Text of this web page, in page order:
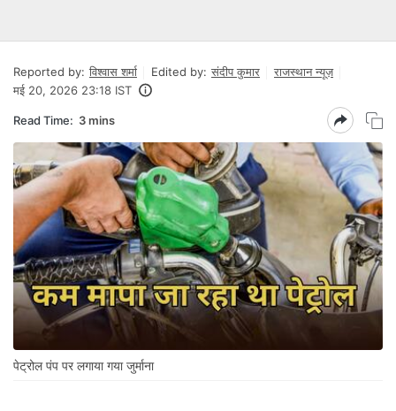
Reported by: विश्वास शर्मा Edited by: संदीप कुमार
राजस्थान न्यूज़
मई 20, 2026 23:18 IST
Read Time: 3 mins
पेट्रोल पंप पर लगाया गया जुर्माना